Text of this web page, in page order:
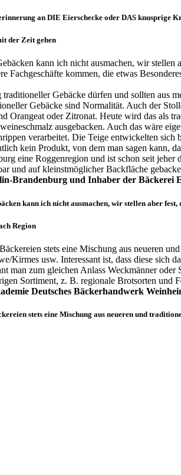
an DIE Eierschecke oder DAS knusprige
der Zeit gehen
kann ich nicht ausmachen, wir
Fachgeschäfte kommen, die etwas
Gebäcke dürfen und sollten aus
Gebäcke sind Normalität. Auch der
Orangeat oder Zitronat. Heute wird das als
ausgebacken. Auch das wäre
verarbeitet. Die Teige entwickelten
kein Produkt, von dem man sagen kann,
eine Roggenregion und ist schon seit
haltbar und auf kleinstmöglicher
Brandenburg und Inhaber der Bäckerei
kann ich nicht ausmachen, wir stellen aber
Region
stets eine Mischung aus neueren
Kirmes usw. Interessant ist, dass diese sich
man zum gleichen Anlass Weckmänner
Sortiment, z. B. regionale Brotsorten und
Deutsches Bäckerhandwerk
stets eine Mischung aus neueren und